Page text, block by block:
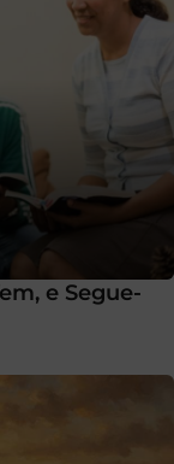
e Segue-